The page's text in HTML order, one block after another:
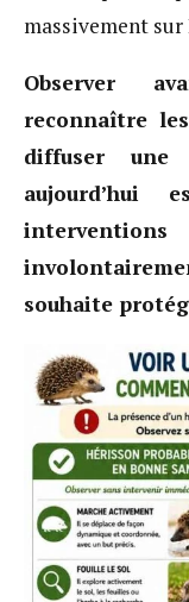
massivement
Observer
reconnaître
diffuser une
aujourd’hui
souhaite